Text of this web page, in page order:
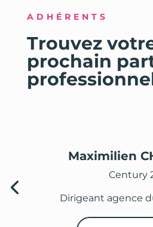
ADHÉRENTS
Trouvez
prochain
Maximilien
Century
Dirigeant agence